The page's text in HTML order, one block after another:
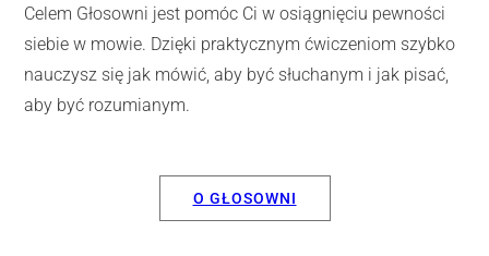
Celem Głosowni jest pomóc Ci w osiągnięciu pewności
siebie w mowie. Dzięki praktycznym ćwiczeniom szybko
nauczysz się jak mówić, aby być słuchanym i jak pisać,
aby być rozumianym.
O GŁOSOWNI